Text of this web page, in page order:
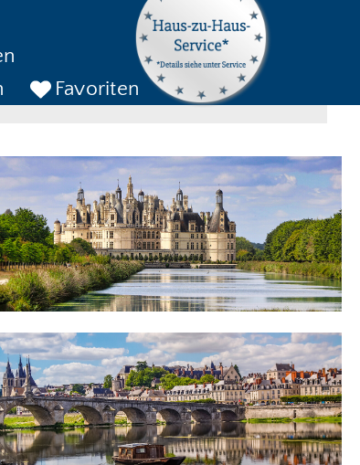
Favoriten SUCHEN